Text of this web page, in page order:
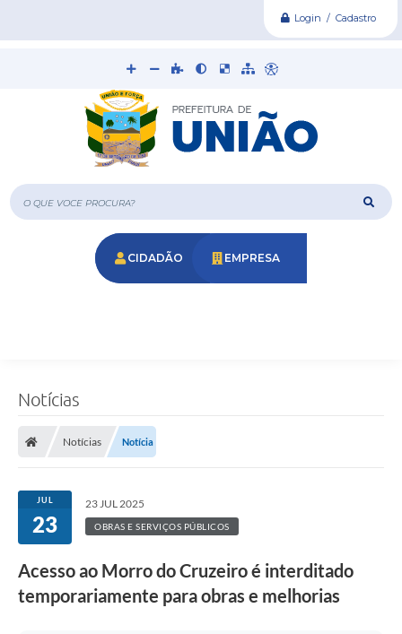
Login / Cadastro
O que voce procura?
CIDADÃO EMPRESA
Notícias
Notícias Notícia
JUL
23
23 JUL 2025
OBRAS E SERVIÇOS PÚBLICOS
Acesso ao Morro do Cruzeiro é interditado
temporariamente para obras e melhorias